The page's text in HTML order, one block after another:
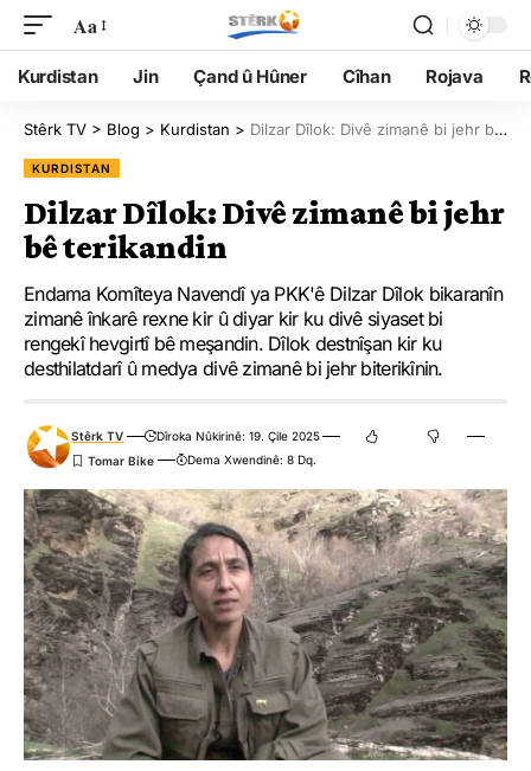
Aa
Kurdistan Jin Çand û Hûner Cîhan Rojava
Stêrk TV > Blog > Kurdistan > Dilzar Dîlok: Divê zimanê bi jehr bê terikandin
KURDISTAN
Dilzar Dîlok: Divê zimanê bi jehr
bê terikandin
Endama Komîteya Navendî ya PKK'ê Dilzar Dîlok bikaranîn
zimanê înkarê rexne kir û diyar kir ku divê siyaset bi
rengekî hevgirtî bê meşandin. Dîlok destnîşan kir ku
desthilatdarî û medya divê zimanê bi jehr biterikînin.
Stêrk TV
Dîroka Nûkirinê: 19. Çile 2025
Dema Xwendinê: 8 Dq.